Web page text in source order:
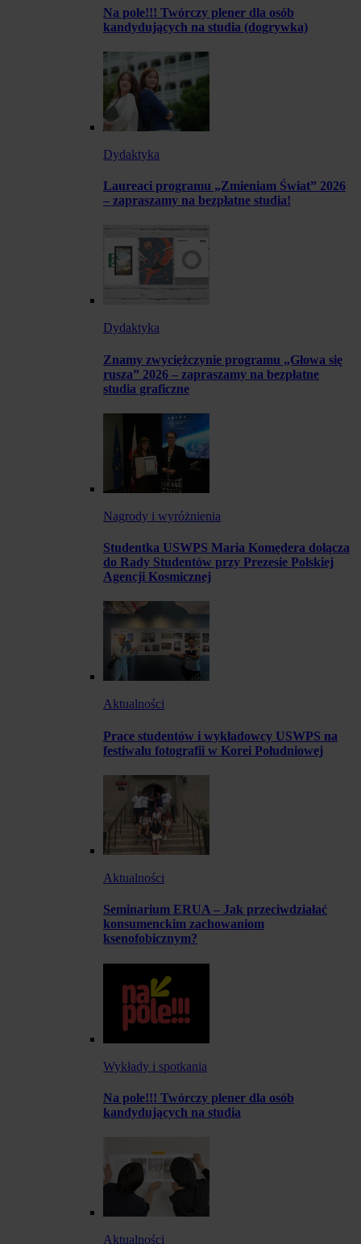
Na pole!!! Twórczy plener dla osób
kandydujących na studia (dogrywka)
Dydaktyka
Laureaci programu „Zmieniam Świat” 2026
– zapraszamy na bezpłatne studia!
Dydaktyka
Znamy zwyciężczynie programu „Głowa się
rusza” 2026 – zapraszamy na bezpłatne
studia graficzne
Nagrody i wyróżnienia
Studentka USWPS Maria Komędera dołącza
do Rady Studentów przy Prezesie Polskiej
Agencji Kosmicznej
Aktualności
Prace studentów i wykładowcy USWPS na
festiwalu fotografii w Korei Południowej
Aktualności
Seminarium ERUA – Jak przeciwdziałać
konsumenckim zachowaniom
ksenofobicznym?
Wykłady i spotkania
Na pole!!! Twórczy plener dla osób
kandydujących na studia
Aktualności